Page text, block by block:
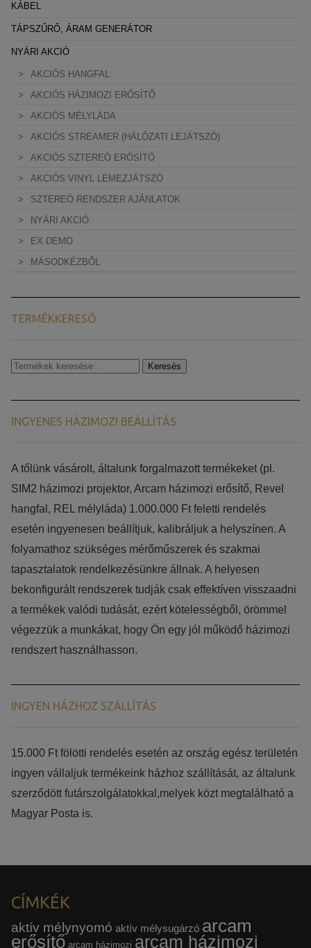
KÁBEL
TÁPSZŰRŐ, ÁRAM GENERÁTOR
NYÁRI AKCIÓ
AKCIÓS HANGFAL
AKCIÓS HÁZIMOZI ERŐSÍTŐ
AKCIÓS MÉLYLÁDA
AKCIÓS STREAMER (HÁLÓZATI LEJÁTSZÓ)
AKCIÓS SZTEREÓ ERŐSÍTŐ
AKCIÓS VINYL LEMEZJÁTSZÓ
SZTEREÓ RENDSZER AJÁNLATOK
NYÁRI AKCIÓ
EX DEMO
MÁSODKÉZBŐL
TERMÉKKERESŐ
Keresés
Keresés
INGYENES HÁZIMOZI BEÁLLÍTÁS
​​A tőlünk vásárolt, általunk forgalmazott termékeket (pl.
SIM2 házimozi projektor, Arcam házimozi erősítő, Revel
hangfal, REL mélyláda) 1.000.000 Ft feletti rendelés
esetén ingyenesen beállítjuk, kalibráljuk a helyszínen. A
folyamathoz szükséges mérőműszerek és szakmai
tapasztalatok rendelkezésünkre állnak. A helyesen
bekonfigurált rendszerek tudják csak effektíven visszaadni
a termékek valódi tudását, ezért kötelességből, örömmel
végezzük a munkákat, hogy Ön egy jól működő házimozi
rendszert használhasson.
INGYEN HÁZHOZ SZÁLLÍTÁS
15.000 Ft fölötti rendelés esetén az ország egész területén
ingyen vállaljuk termékeink házhoz szállítását, az általunk
szerződött futárszolgálatokkal,melyek közt megtalálható a
Magyar Posta is.
CÍMKÉK
aktív mélynyomó aktív mélysugárzó arcam
erősítő arcam házimozi arcam házimozi